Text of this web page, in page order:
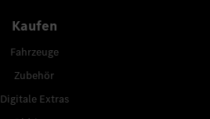
Kaufen
Fahrzeuge
Zubehör
Digitale Extras